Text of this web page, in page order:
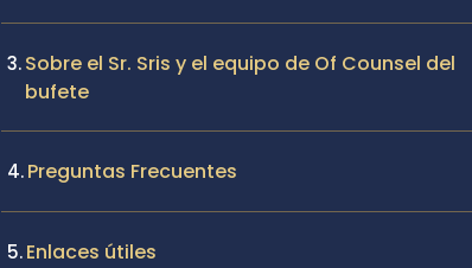
Sobre el Sr. Sris y el equipo de Of Counsel del
bufete
Preguntas Frecuentes
Enlaces útiles